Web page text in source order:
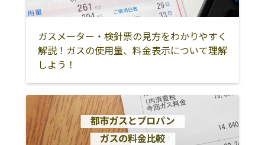
ガスメーター・検針票の見方をわかりやすく
解説！ガスの使用量、料金表示について理解
しよう！